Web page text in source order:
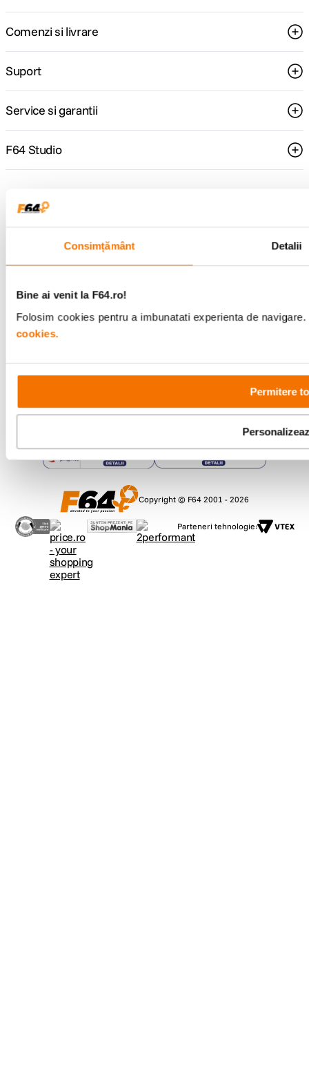
Consimțământ Detalii
Bine ai venit la F64.ro!
Folosim cookies pentru a imbunatati experienta de
cookies.
Permitere
Comenzi si livrare
Suport
Service si garantii
F64 Studio
Comenzi si suport
Copyright © F64 2001 - 2026
Parteneri tehnologie: